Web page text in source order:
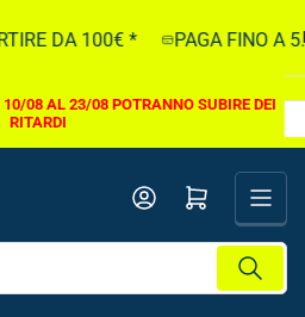
DA 100€ * PAGA FINO A
08 AL 23/08 POTRANNO SUBIRE DEI
RITARDI
Apri il mini carrello